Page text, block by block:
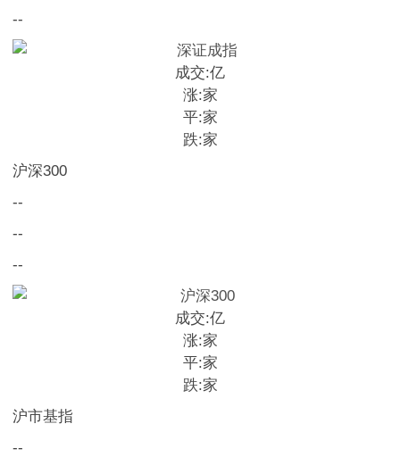
--
成交:亿
涨:家
平:家
跌:家
沪深300
--
--
--
成交:亿
涨:家
平:家
跌:家
沪市基指
--